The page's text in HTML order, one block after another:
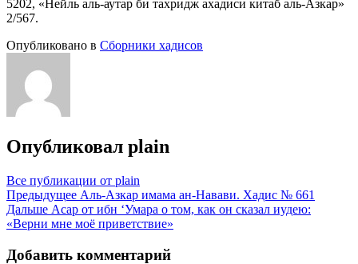
5202, «Нейль аль-аутар би тахридж ахадиси китаб аль-Азкар»
2/567.
Опубликовано в Сборники хадисов
Опубликовал plain
Все публикации от plain
Навигация
по
Предыдущее Аль-Азкар имама ан-Навави. Хадис № 661
Дальше Асар от ибн ‘Умара о том, как он сказал иудею:
«Верни мне моё приветствие»
Добавить комментарий